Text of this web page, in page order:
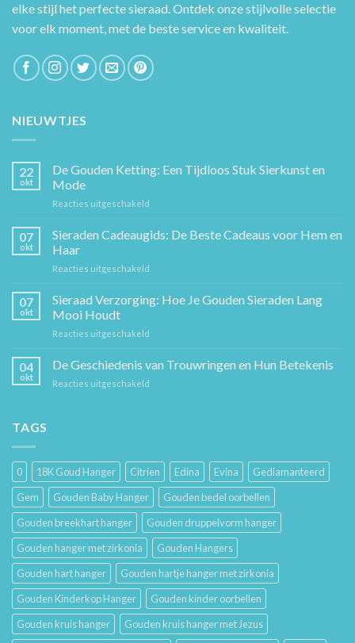
elke stijl het perfecte sieraad. Ontdek onze stijlvolle selectie
voor elk moment, met de beste service en kwaliteit.
NIEUWTJES
22
okt
De Gouden Ketting: Een Tijdloos Stuk Sierkunst en
Mode
Reacties uitgeschakeld
Gouden
Ketting:
Sierkunst
en
07
okt
Sieraden Cadeaugids: De Beste Cadeaus voor Hem en
Haar
Reacties uitgeschakeld
Cadeaugids:
De
Hem
07
okt
Sieraad Verzorging: Hoe Je Gouden Sieraden Lang
Mooi Houdt
Reacties uitgeschakeld
Verzorging:
Hoe
04
okt
De Geschiedenis van Trouwringen en Hun Betekenis
Reacties uitgeschakeld
Hun
Betekenis
TAGS
0 18K Goud Hanger Citrien Edina Evina
Gediamanteerd
Gem
Gouden Baby Hanger
Gouden bedel oorbellen
Gouden breekhart hanger
Gouden druppelvorm hanger
Gouden hanger met zirkonia
Gouden Hangers
Gouden hart hanger
Gouden hartje hanger met zirkonia
Gouden Kinderkop Hanger
Gouden kinder oorbellen
Gouden kruis hanger
Gouden kruis hanger met Jezus